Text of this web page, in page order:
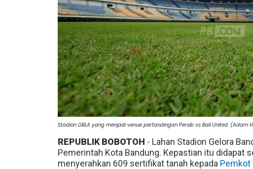
Stadion GBLA yang menjadi venue pertandingan Persib vs Bali United. (Adam
REPUBLIK BOBOTOH - Lahan Stadion Gelora
Pemerintah Kota Bandung. Kepastian itu didapat
menyerahkan 609 sertifikat tanah kepada Pemkot